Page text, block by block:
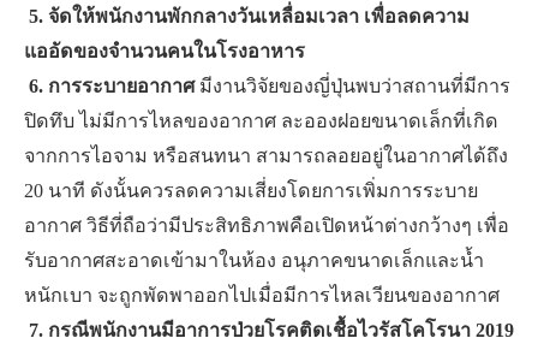
​5. จัดให้พนักงานพักกลางวันเหลื่อมเวลา เพื่อลดความ
แออัดของจำนวนคนในโรงอาหาร
6. ​การระบายอากาศมีงานวิจัยของญี่ปุ่นพบว่าสถานที่มีการ
ปิดทึบ ไม่มีการไหลของอากาศ ละอองฝอยขนาดเล็กที่เกิด
จากการไอจาม หรือสนทนา สามารถลอยอยู่ในอากาศได้ถึง
20 นาที ดังนั้นควรลดความเสี่ยงโดยการเพิ่มการระบาย
อากาศ วิธีที่ถือว่ามีประสิทธิภาพคือเปิดหน้าต่างกว้างๆ เพื่อ
รับอากาศสะอาดเข้ามาในห้อง อนุภาคขนาดเล็กและน้ำ
หนักเบา จะถูกพัดพาออกไปเมื่อมีการไหลเวียนของอากาศ​ ​
7. กรณีพนักงานมีอาการป่วยโรคติดเชื้อไวรัสโคโรนา 2019